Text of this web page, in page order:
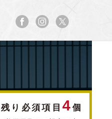
残り必須項目4 個